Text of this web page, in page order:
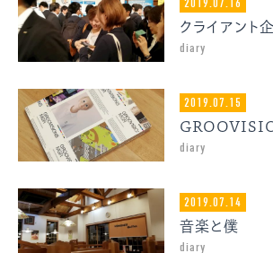
diary
2019.07.15
diary
2019.07.14
音楽と僕
diary